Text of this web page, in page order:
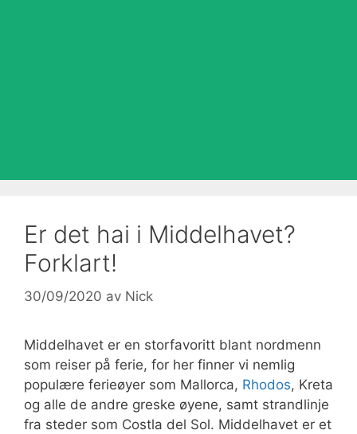
Er det hai i Middelhavet?
Forklart!
30/09/2020 av Nick
Middelhavet er en storfavoritt blant nordmenn
som reiser på ferie, for her finner vi nemlig
populære ferieøyer som Mallorca, Rhodos, Kreta
og alle de andre greske øyene, samt strandlinje
fra steder som Costla del Sol. Middelhavet er et